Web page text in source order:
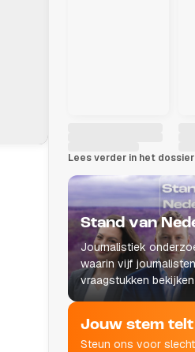
Lees verder in het dossier
Stand van
Journalistiek
waarin vijf
vraagstukken
leven raken.
Jouw stem telt
Steun ons voor